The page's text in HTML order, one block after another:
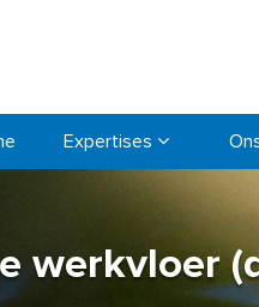
Expertises
werkvloer